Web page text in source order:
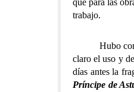
que para las
trabajo.
Hubo
claro el uso y
días antes la
Príncipe de